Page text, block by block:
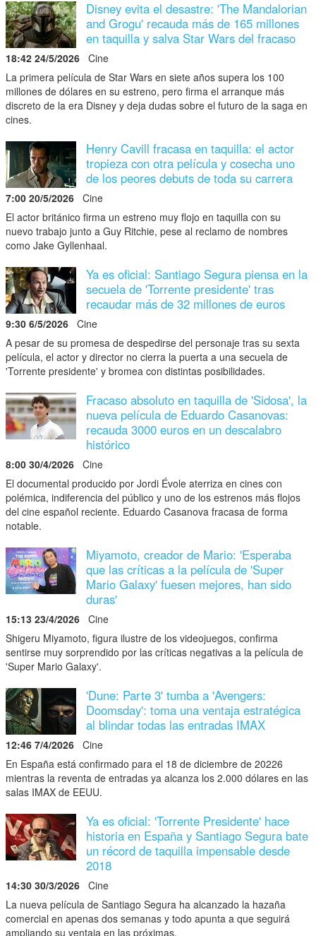
Disney evita el desastre: 'The Mandalorian
and Grogu' recauda más de 165 millones
en taquilla y salva Star Wars del fracaso
18:42 24/5/2026 Cine
La primera película de Star Wars en siete años supera los 100
millones de dólares en su estreno, pero firma el arranque más
discreto de la era Disney y deja dudas sobre el futuro de la saga en
cines.
Henry Cavill fracasa en taquilla: el actor
tropieza con otra película y cosecha uno
de los peores debuts de toda su carrera
7:00 20/5/2026 Cine
El actor británico firma un estreno muy flojo en taquilla con su
nuevo trabajo junto a Guy Ritchie, pese al reclamo de nombres
como Jake Gyllenhaal.
Ya es oficial: Santiago Segura piensa en la
secuela de 'Torrente presidente' tras
recaudar más de 32 millones de euros
9:30 6/5/2026 Cine
A pesar de su promesa de despedirse del personaje tras su sexta
película, el actor y director no cierra la puerta a una secuela de
'Torrente presidente' y bromea con distintas posibilidades.
Fracaso absoluto en taquilla de 'Sidosa', la
nueva película de Eduardo Casanovas:
recauda 3000 euros en un descalabro
histórico
8:00 30/4/2026 Cine
El documental producido por Jordi Évole aterriza en cines con
polémica, indiferencia del público y uno de los estrenos más flojos
del cine español reciente. Eduardo Casanova fracasa de forma
notable.
Miyamoto, creador de Mario: 'Esperaba
que las críticas a la película de 'Super
Mario Galaxy' fuesen mejores, han sido
duras'
15:13 23/4/2026 Cine
Shigeru Miyamoto, figura ilustre de los videojuegos, confirma
sentirse muy sorprendido por las críticas negativas a la película de
'Super Mario Galaxy'.
'Dune: Parte 3' tumba a 'Avengers:
Doomsday': toma una ventaja estratégica
al blindar todas las entradas IMAX
12:46 7/4/2026 Cine
En España está confirmado para el 18 de diciembre de 20226
mientras la reventa de entradas ya alcanza los 2.000 dólares en las
salas IMAX de EEUU.
Ya es oficial: 'Torrente Presidente' hace
historia en España y Santiago Segura bate
un récord de taquilla impensable desde
2018
14:30 30/3/2026 Cine
La nueva película de Santiago Segura ha alcanzado la hazaña
comercial en apenas dos semanas y todo apunta a que seguirá
ampliando su ventaja en las próximas.